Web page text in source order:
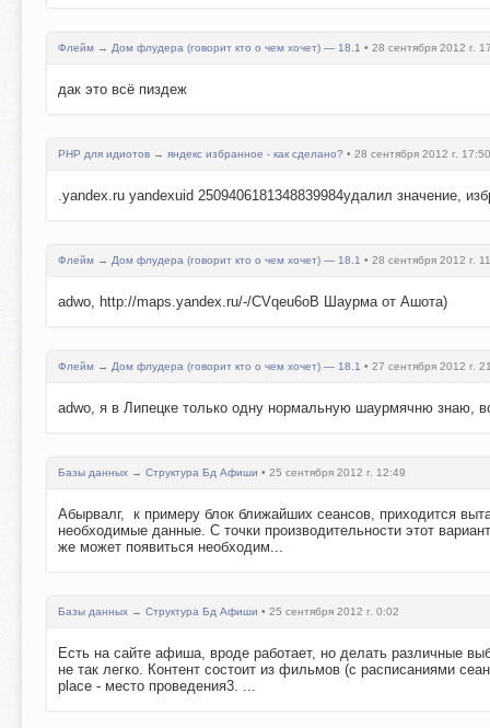
Флейм → Дом флудера (говорит кто о чем хочет) — 18.1 • 28 сентября 2012 г.
дак это всё пиздеж
PHP для идиотов → яндекс избранное - как сделано? • 28 сентября 2012 г. 17:50
.yandex.ru yandexuid 2509406181348839984удалил значение,
Флейм → Дом флудера (говорит кто о чем хочет) — 18.1 • 28 сентября 2012 г.
adwo, http://maps.yandex.ru/-/CVqeu6oB Шаурма от Ашота)
Флейм → Дом флудера (говорит кто о чем хочет) — 18.1 • 27 сентября 2012 г.
adwo, я в Липецке только одну нормальную шаурмячню знаю,
Базы данных → Структура Бд Афиши • 25 сентября 2012 г. 12:49
Абырвалг, к примеру блок ближайших сеансов, приходится
необходимые данные. С точки производительности этот
же может появиться необходим...
Базы данных → Структура Бд Афиши • 25 сентября 2012 г. 0:02
Есть на сайте афиша, вроде работает, но делать различные
не так легко. Контент состоит из фильмов (с расписаниями
place - место проведения3. ...